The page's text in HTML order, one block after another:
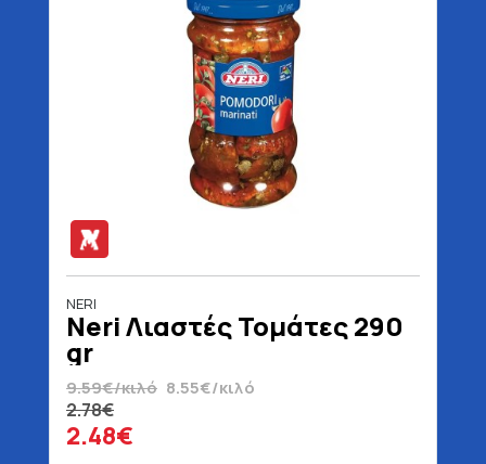
NERI
Neri Λιαστές Τομάτες 290
gr
9.59€/κιλό 8.55€/κιλό
2.78€
2.48€